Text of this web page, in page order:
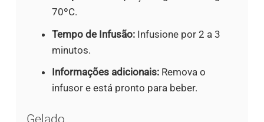
70ºC.
Tempo de Infusão:Infusione por 2 a 3
minutos.
Informações adicionais:Remova o
infusor e está pronto para beber.
Gelado